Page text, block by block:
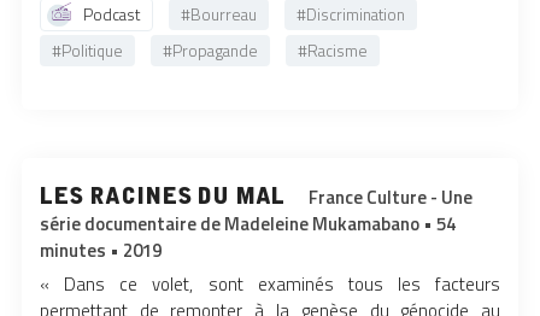
Podcast #Bourreau
#Discrimination
#Politique
#Propagande #Racisme
les racines du mal
France Culture - Une
série documentaire de Madeleine Mukamabano • 54
minutes • 2019
« Dans ce volet, sont examinés tous les facteurs